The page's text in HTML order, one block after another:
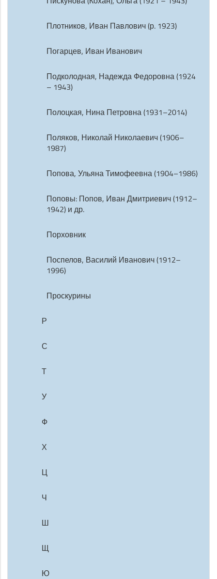
Плотников, Иван Павлович (р. 1923)
Погарцев, Иван Иванович
Подколодная, Надежда Федоровна (1924
– 1943)
Полоцкая, Нина Петровна (1931–2014)
Поляков, Николай Николаевич (1906–
1987)
Попова, Ульяна Тимофеевна (1904–1986)
Поповы: Попов, Иван Дмитриевич (1912–
1942) и др.
Порховник
Поспелов, Василий Иванович (1912–
1996)
Проскурины
Р
С
Т
У
Ф
Х
Ц
Ч
Ш
Щ
Ю